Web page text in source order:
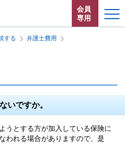
会員
専用
する の
弁護士費用
いですか。
うとする方が加入している保険に
われる場合がありますので、是